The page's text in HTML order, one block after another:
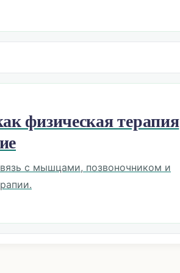
физическая терапия
с мышцами, позвоночником и